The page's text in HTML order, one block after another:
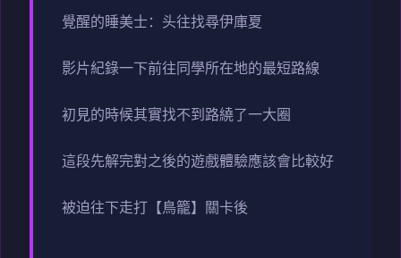
覺醒的睡美士：头往找尋伊庫夏
影片紀錄一下前往同學所在地的最短路線
初見的時候其實找不到路繞了一大圈
這段先解完對之後的遊戲體驗應該會比較好
被迫往下走打【鳥籠】關卡後